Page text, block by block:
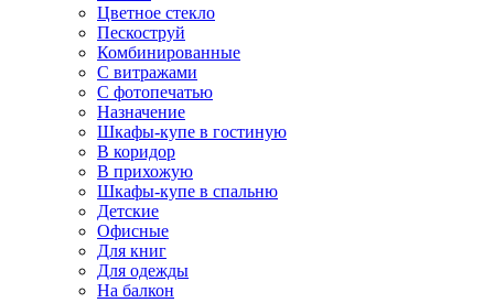
Цветное стекло
Пескоструй
Комбинированные
С витражами
С фотопечатью
Назначение
Шкафы-купе в гостиную
В коридор
В прихожую
Шкафы-купе в спальню
Детские
Офисные
Для книг
Для одежды
На балкон